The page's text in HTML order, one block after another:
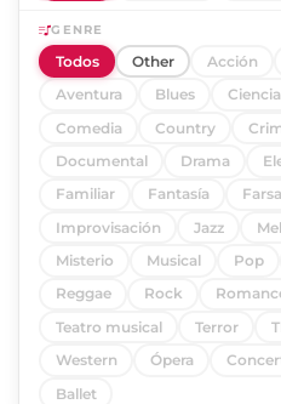
GENRE
Todos Other Acción
Aventura
Blues
Comedia
Country
Documental
Drama
Familiar
Fantasía Farsa
Improvisación
Jazz
Misterio
Musical Pop
Reggae
Rock
Teatro musical
Terror
Western
Ópera
Ballet